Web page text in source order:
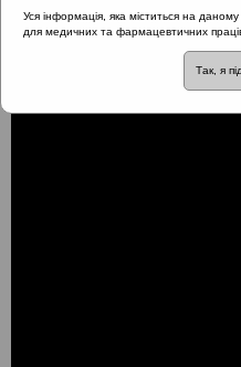
Клінічний
відсутність
Уся інформація, яка міститься на
для медичних та фармацевтичних
Так, я